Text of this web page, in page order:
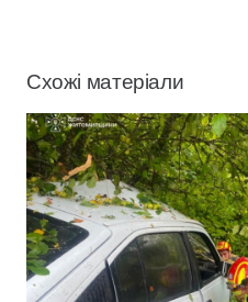
Схожі матеріали